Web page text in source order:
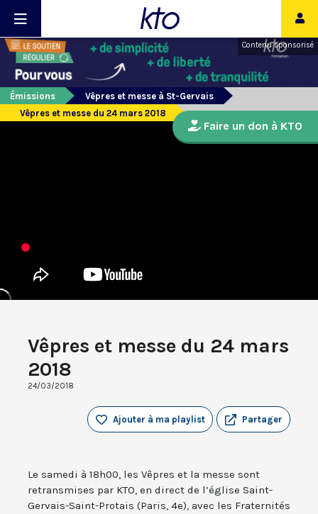
Contenu sponsorisé
Émissions
Vêpres et messe à St-Gervais
Vêpres et messe du 24 mars 2018
Vêpres et messe du 24 mars
2018
24/03/2018
Partager
Ajouter à ma playlist
Le samedi à 18h00, les Vêpres et la messe sont
retransmises par KTO, en direct de l’église Saint-
Gervais-Saint-Protais (Paris, 4e), avec les Fraternités
Faire un don à KTO